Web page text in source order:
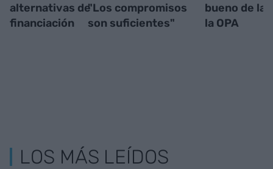
alternativas de
financiación
"Los compromisos
son suficientes"
bueno de la
la OPA
LOS MÁS LEÍDOS